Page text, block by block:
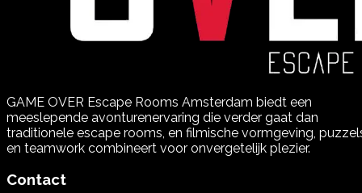
GAME OVER Escape Rooms Amsterdam biedt een
meeslepende avonturenervaring die verder gaat dan
traditionele escape rooms, en filmische vormgeving,
en teamwork combineert voor onvergetelijk plezier.
Contact